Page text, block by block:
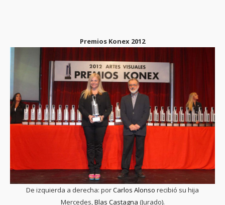
Premios Konex 2012
De izquierda a derecha: porCarlos Alonso recibió su hija
Mercedes,Blas Castagna (Jurado).